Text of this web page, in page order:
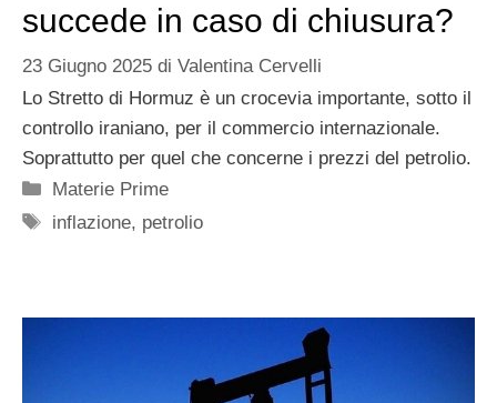
succede in caso di chiusura?
23 Giugno 2025 di Valentina Cervelli
Lo Stretto di Hormuz è un crocevia importante, sotto il
controllo iraniano, per il commercio internazionale.
Soprattutto per quel che concerne i prezzi del petrolio.
Categorie
Materie Prime
Tag
inflazione, petrolio